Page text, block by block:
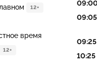
12+
время
12+
09:05
09:25
10:25